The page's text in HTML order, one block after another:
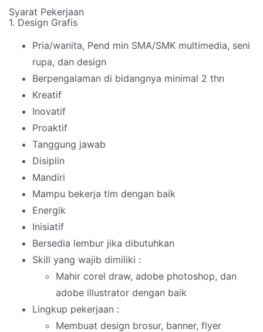
Syarat Pekerjaan
1. Design Grafis
Pria/wanita, Pend min SMA/SMK multimedia, seni
rupa, dan design
Berpengalaman di bidangnya minimal 2 thn
Kreatif
Inovatif
Proaktif
Tanggung jawab
Disiplin
Mandiri
Mampu bekerja tim dengan baik
Energik
Inisiatif
Bersedia lembur jika dibutuhkan
Skill yang wajib dimiliki :
Mahir corel draw, adobe photoshop, dan
adobe illustrator dengan baik
Lingkup pekerjaan :
Membuat design brosur, banner, flyer